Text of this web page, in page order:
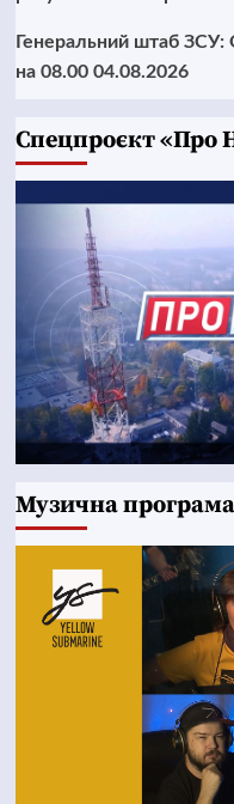
Генеральний штаб ЗСУ:
на 08.00 04.08.2026
Cпецпроєкт «Про
Музична